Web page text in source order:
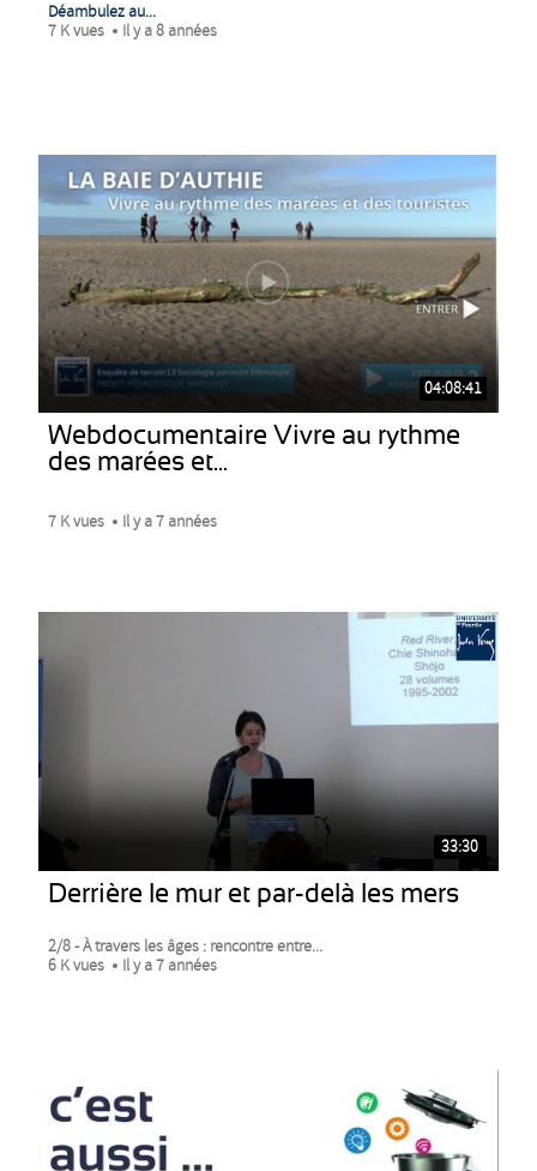
Déambulez au...
7 K vues
Il y a 8 années
04:08:41
Webdocumentaire Vivre au rythme
des marées et...
7 K vues Il y a 7 années
33:30
Derrière le mur et par-delà les mers
2/8 - À travers les âges : rencontre entre...
6 K vues
Il y a 7 années